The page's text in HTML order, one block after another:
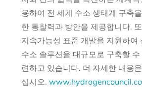
용하여 전 세계 수소 생태계 구축
한 통찰력과 방안을 제공합니다.
지속가능성 표준 개발을 지원하여
수소 솔루션을 대규모로 구축할
련하고 있습니다. 더 자세한 내용
십시오.